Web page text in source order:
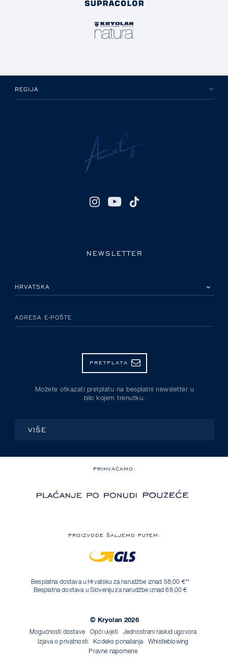
REGIJA
NEWSLETTER
ADRESA E-POŠTE
PRETPLATA
Možete otkazati pretplatu na besplatni newsletter u
bilo kojem trenutku.
VIŠE
PRIHVAĆAMO:
PROIZVODE ŠALJEMO PUTEM:
Besplatna dostava u Hrvatsku za narudžbe iznad 58,00 €**
Besplatna dostava u Sloveniju za narudžbe iznad 68,00 €
© Kryolan 2026
Mogućnosti dostave Opći uvjeti
Jednostrani raskid ugovora
Izjava o privatnosti
Kodeks ponašanja
Whistleblowing
Pravne napomene